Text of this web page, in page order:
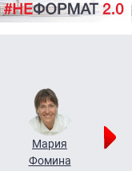
Мария
Фомина